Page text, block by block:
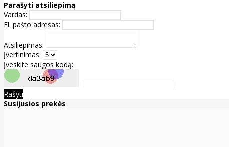
Parašyti atsiliepimą
Vardas:
El. pašto adresas:
Atsiliepimas:
Įvertinimas:
Įveskite saugos kodą:
Rašyti
Susijusios prekės